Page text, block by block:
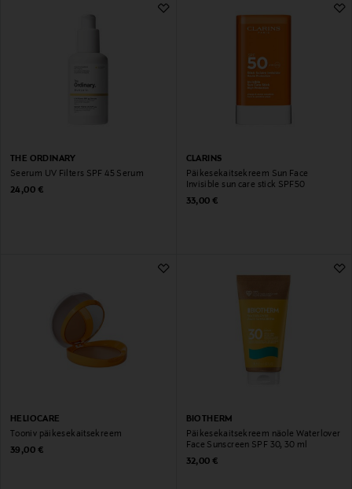
THE ORDINARY
Seerum UV Filters SPF 45 Serum
Original Price
24,00 €
CLARINS
Päikesekaitsekreem Sun Face
Invisible sun care stick SPF50
Original Price
33,00 €
HELIOCARE
Tooniv päikesekaitsekreem
Original Price
39,00 €
BIOTHERM
Päikesekaitsekreem näole Waterlover
Face Sunscreen SPF 30, 30 ml
Original Price
32,00 €